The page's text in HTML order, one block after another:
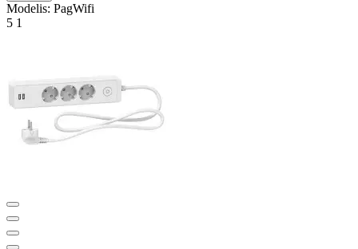
Modelis: PagWifi
5 1